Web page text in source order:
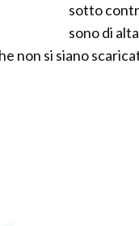
sotto
sono di
non si siano